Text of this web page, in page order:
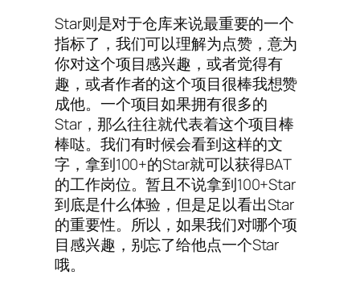
Star则是对于仓库来说最重要的一个
指标了，我们可以理解为点赞，意为
你对这个项目感兴趣，或者觉得有
趣，或者作者的这个项目很棒我想赞
成他。一个项目如果拥有很多的
Star，那么往往就代表着这个项目棒
棒哒。我们有时候会看到这样的文
字，拿到100+的Star就可以获得BAT
的工作岗位。暂且不说拿到100+Star
到底是什么体验，但是足以看出Star
的重要性。所以，如果我们对哪个项
目感兴趣，别忘了给他点一个Star
哦。